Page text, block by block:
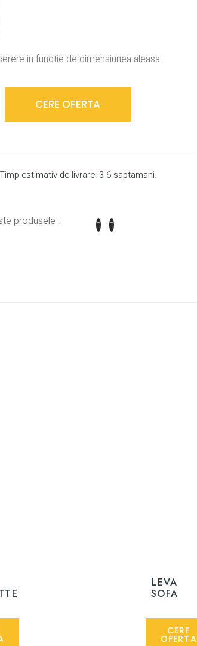
in functie de dimensiunea aleasa
CERE OFERTA
Timp estimativ de livrare: 3-6 saptamani.
produsele :
LEVA
SOFA
CERE
OFERTA